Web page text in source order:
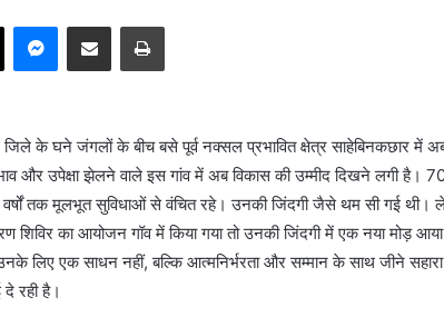
X Messenger
Share via Email Print
जिले के घने जंगलों के बीच बसे पूर्व नक्सल प्रभावित क्षेत्र साहेबिनकछार में
और उपेक्षा झेलने वाले इस गांव में अब विकास की उम्मीद दिखने लगी है। 70
तक मूलभूत सुविधाओं से वंचित रहे। उनकी जिंदगी जैसे थम सी गई
शिविर का आयोजन गॉव में किया गया तो उनकी जिंदगी में एक नया मोड़
लिए एक साधन नहीं, बल्कि आत्मनिर्भरता और सम्मान के साथ जीने
रही है।